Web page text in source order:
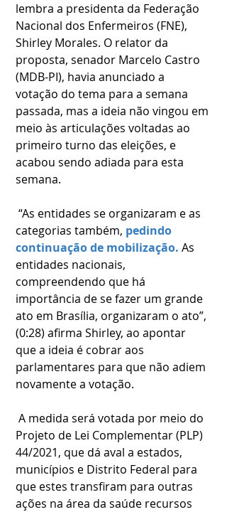
lembra a presidenta da Federação
Nacional dos Enfermeiros (FNE),
Shirley Morales. O relator da
proposta, senador Marcelo Castro
(MDB-PI), havia anunciado a
votação do tema para a semana
passada, mas a ideia não vingou em
meio às articulações voltadas ao
primeiro turno das eleições, e
acabou sendo adiada para esta
semana.
categorias também, pedindo
continuação de mobilização. As
entidades nacionais,
compreendendo que há
importância de se fazer um grande
ato em Brasília, organizaram o ato”,
(0:28) afirma Shirley, ao apontar
que a ideia é cobrar aos
parlamentares para que não adiem
novamente a votação.
Projeto de Lei Complementar (PLP)
44/2021, que dá aval a estados,
municípios e Distrito Federal para
que estes transfiram para outras
ações na área da saúde recursos